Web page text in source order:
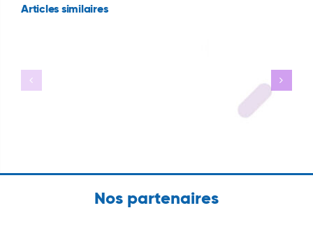
Articles similaires
Nos partenaires